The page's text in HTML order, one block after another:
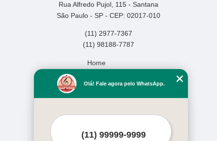
Rua Alfredo Pujol, 115 - Santana
São Paulo - SP - CEP: 02017-010
(11) 2977-7367
(11) 98188-7787
Home
Missão
Serviços
Mais Serviços
Olá! Fale agora pelo WhatsApp.